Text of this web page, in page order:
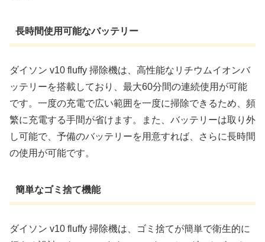
長時間使用可能なバッテリー
ダイソン v10 fluffy 掃除機は、高性能なリチウムイオンバ
ッテリーを搭載しており、最大60分間の連続使用が可能
です。一度の充電で広い範囲を一度に掃除できるため、頻
繁に充電する手間が省けます。また、バッテリーは取り外
し可能で、予備のバッテリーを用意すれば、さらに長時間
の使用が可能です。
簡単なゴミ捨て機能
ダイソン v10 fluffy 掃除機は、ゴミ捨てが簡単で衛生的に